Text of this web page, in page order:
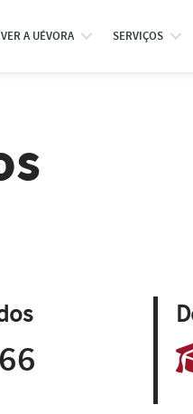
A UÉVORA SERVIÇOS
66